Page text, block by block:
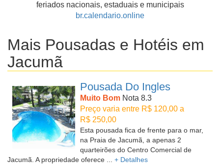
feriados nacionais, estaduais e municipais
br.calendario.online
Mais Pousadas e Hotéis em
Jacumã
Pousada Do Ingles
Muito Bom Nota 8.3
Preço varia entre R$ 120,00 a
R$ 250,00
Esta pousada fica de frente para o mar,
na Praia de Jacumã, a apenas 2
quarteirões do Centro Comercial de
Jacumã. A propriedade oferece ... + Detalhes